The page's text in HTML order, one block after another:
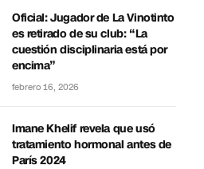
Oficial: Jugador de La Vinotinto
es retirado de su club: “La
cuestión disciplinaria está por
encima”
febrero 16, 2026
Imane Khelif revela que usó
tratamiento hormonal antes de
París 2024